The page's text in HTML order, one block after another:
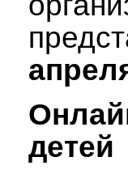
апрел
детей